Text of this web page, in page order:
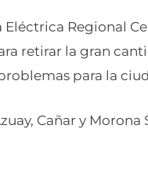
Regional
retirar la gran
para la
Cañar y Morona